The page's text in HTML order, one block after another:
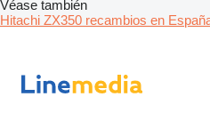
Véase también
Hitachi ZX350 recambios en